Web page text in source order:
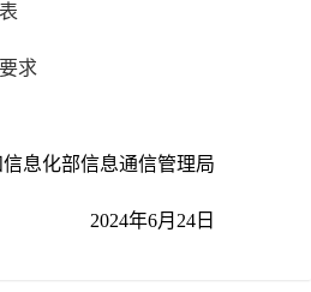
求
息化部信息通信管理局
2024年6月24日